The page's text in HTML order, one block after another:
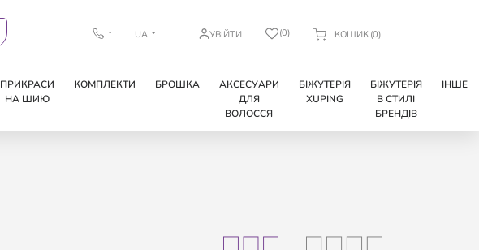
UA УВІЙТИ (0) КОШИК (0)
ПРИКРАСИ
НА ШИЮ
КОМПЛЕКТИ БРОШКА
АКСЕСУАРИ
ДЛЯ
ВОЛОССЯ
БІЖУТЕРІЯ
XUPING
БІЖУТЕРІЯ
В СТИЛІ
БРЕНДІВ
ІНШЕ